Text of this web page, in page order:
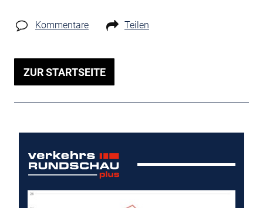
Kommentare Teilen
ZUR STARTSEITE